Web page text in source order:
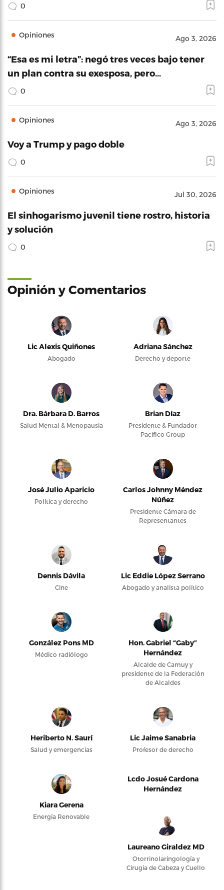
0
Opiniones Ago 3, 2026
“Esa es mi letra”: negó tres veces bajo tener
un plan contra su exesposa, pero…
0
Opiniones Ago 3, 2026
Voy a Trump y pago doble
0
Opiniones Jul 30, 2026
El sinhogarismo juvenil tiene rostro, historia
y solución
0
Opinión y Comentarios
Lic Alexis Quiñones
Abogado
Adriana Sánchez
Derecho y deporte
Dra. Bárbara D. Barros
Salud Mental & Menopausia
Brian Díaz
Presidente & Fundador
Pacifico Group
José Julio Aparicio
Política y derecho
Carlos Johnny Méndez
Núñez
Presidente Cámara de
Representantes
Dennis Dávila
Cine
Lic Eddie López Serrano
Abogado y analista político
González Pons MD
Médico radiólogo
Hon. Gabriel “Gaby”
Hernández
Alcalde de Camuy y
presidente de la Federación
de Alcaldes
Heriberto N. Saurí
Salud y emergencias
Lic Jaime Sanabria
Profesor de derecho
Kiara Gerena
Energía Renovable
Lcdo Josué Cardona
Hernández
Laureano Giraldez MD
Otorrinolaringología y
Cirugía de Cabeza y Cuello